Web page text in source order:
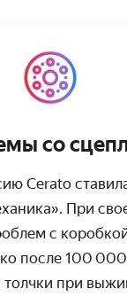
со
Cerato
При
с
после 100
толчки при